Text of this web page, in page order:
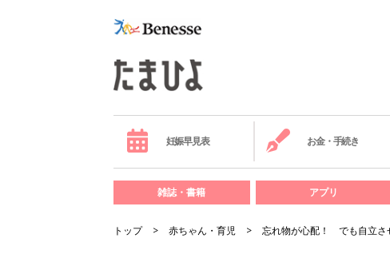
妊娠早見表 お金・手続き
雑誌・書籍 アプリ
トップ 赤ちゃん・育児 忘れ物が心配！ でも自立さ